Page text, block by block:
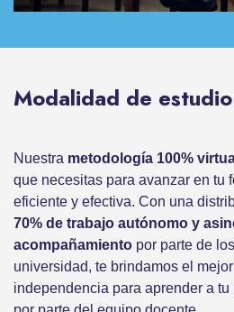
Modalidad de estudio
Nuestra metodología 100%
que necesitas para avanzar en tu
eficiente y efectiva. Con una
70% de trabajo autónomo y
acompañamiento por parte de
universidad, te brindamos el
independencia para aprender a